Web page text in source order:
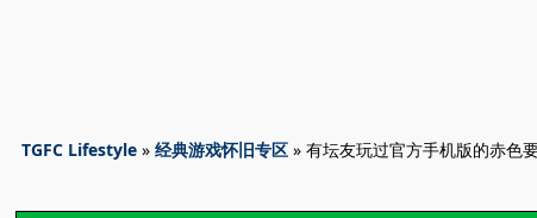
TGFC Lifestyle »经典游戏怀旧专区 » 有坛友玩过官方手机版的赤色